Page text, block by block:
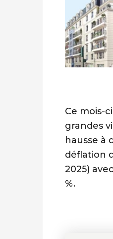
Ce mois-
grandes
hausse à
déflation
2025) avec
%.